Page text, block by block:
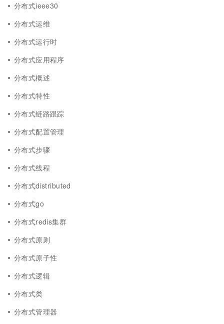
分布式ieee30
分布式运维
分布式运行时
分布式应用程序
分布式概述
分布式特性
分布式链路跟踪
分布式配置管理
分布式步骤
分布式线程
分布式distributed
分布式go
分布式redis集群
分布式原则
分布式原子性
分布式逻辑
分布式类
分布式管理器